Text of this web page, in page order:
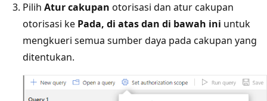
Pilih Atur cakupan otorisasi dan atur cakupan
otorisasi ke Pada, di atas dan di bawah ini untuk
mengkueri semua sumber daya pada cakupan yang
ditentukan.